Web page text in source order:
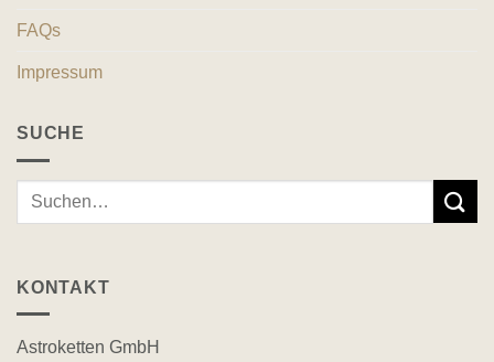
FAQs
Impressum
SUCHE
Suche
KONTAKT
Astroketten GmbH